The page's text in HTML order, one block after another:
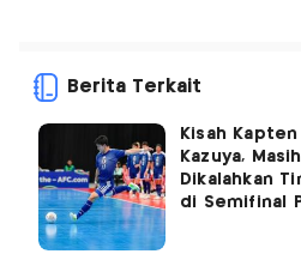
Berita Terkait
Kisah
Kazuya,
Dikalahkan
di Semifinal